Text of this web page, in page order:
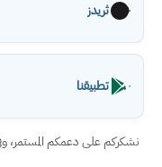
ثريدز
تطبيقنا
نشكركم على دعمكم المستمر،